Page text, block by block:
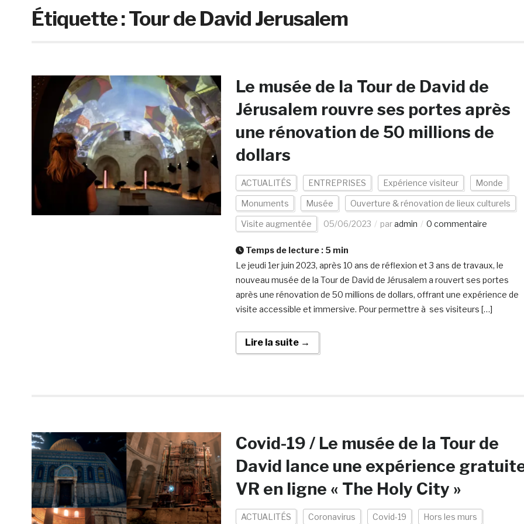
Étiquette :Tour de David Jerusalem
Le musée de la Tour de David de
Jérusalem rouvre ses portes après
une rénovation de 50 millions de
dollars
ACTUALITÉS ENTREPRISES Expérience visiteur Monde
Monuments Musée Ouverture & rénovation de lieux culturels
Visite augmentée 05/06/2023 paradmin 0 commentaire
Temps de lecture : 5 min
Le jeudi 1er juin 2023, après 10 ans de réflexion et 3 ans de travaux, le
nouveau musée de la Tour de David de Jérusalem a rouvert ses portes
après une rénovation de 50 millions de dollars, offrant une expérience de
visite accessible et immersive. Pour permettre à ses visiteurs […]
Lire la suite →
Covid-19 / Le musée de la Tour de
David lance une expérience
VR en ligne « The Holy City »
ACTUALITÉS Coronavirus Covid-19 Hors les murs